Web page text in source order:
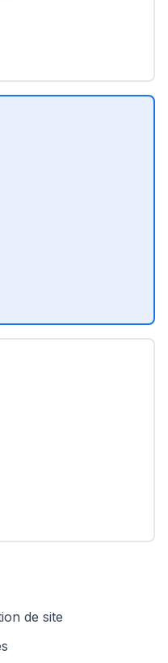
de site